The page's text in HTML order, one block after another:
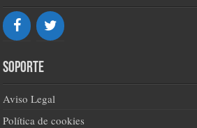
Soporte
Aviso Legal
Política de cookies